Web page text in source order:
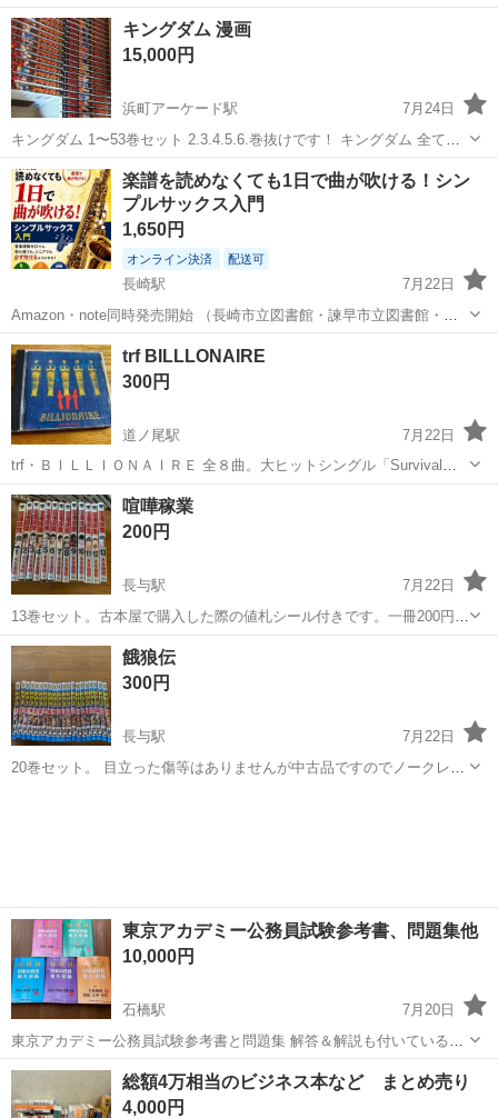
★赴任旅費会社負担◎20代～40代の男性活躍中★未経験活躍中！高時
給1,500円！《大分県中津市》 人気の工場のお仕事 ◇半導体装置内部
のシート製造◇ ＊クリー...
大分 中津市 東中津駅 その他
キングダム 漫画
15,000円
浜町アーケード駅
7月24日
キングダム 1〜53巻セット 2.3.4.5.6.巻抜けです！ キングダム 全て新
品で購入しました！ 素人保管のため、ヤケ・スレなど使用感はありま
すが、通読には問題ありません。 バラ売りは考えておりません。 自宅
保管...
長崎 長崎市 浜町アーケード駅
マンガ、コミック、アニメ
楽譜を読めなくても1日で曲が吹ける！シン
プルサックス入門
1,650円
オンライン決済 配送可
長崎駅
7月22日
Amazon・note同時発売開始 （長崎市立図書館・諫早市立図書館・上
長崎ふれあいセンターに寄贈しました） 📘『楽譜が読めなくても1日
で曲が吹ける！シンプルサックス入門』 受講生500名以上。 初日に曲
が吹けた人、続出...
長崎 長崎市
trf BILLLONAIRE
300円
道ノ尾駅
7月22日
trf・ＢＩＬＬＩＯＮＡＩＲＥ 全８曲。大ヒットシングル「Survival
Dance」「BOY MEETS GIRL」2曲を筆頭にRage・Tribal・NY.blake等
傷あります 19.50 CD
長崎 長崎市 道ノ尾駅
喧嘩稼業
200円
長与駅
7月22日
13巻セット。古本屋で購入した際の値札シール付きです。一冊200円で
購入しましたが、全部で200円です。 ノークレーム、ノーリターンで
お願いします。
長崎 西彼杵郡 長与駅
餓狼伝
300円
長与駅
7月22日
20巻セット。 目立った傷等はありませんが中古品ですのでノークレー
東京アカデミー公務員試験参考書、問題集他
10,000円
石橋駅
7月20日
東京アカデミー公務員試験参考書と問題集 解答＆解説も付いているの
でわかりやすいと思います。 息子が使っていた物です1だけは使用感
ありますが その他は綺麗です。
長崎 長崎市 石橋駅 参考書
総額4万相当のビジネス本など まとめ売り
4,000円